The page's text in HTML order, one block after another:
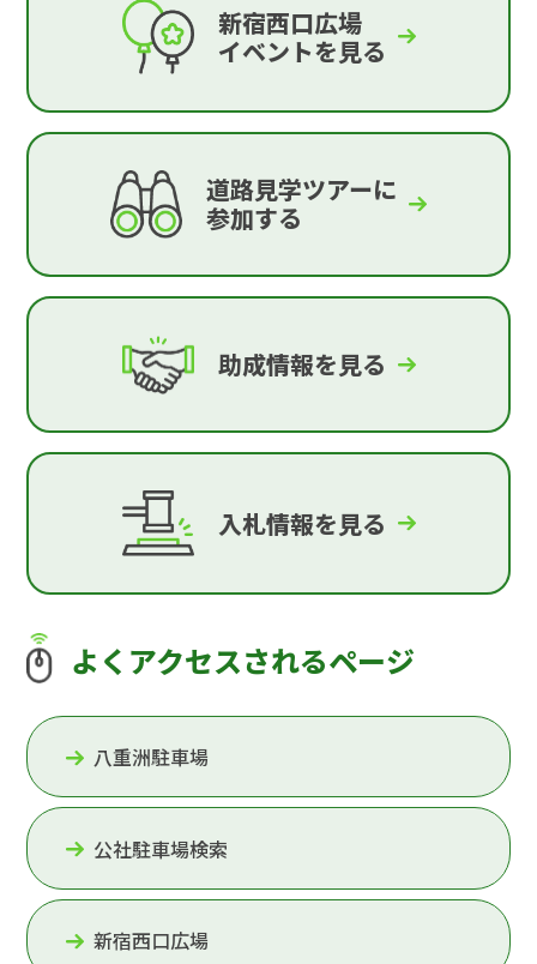
新宿西口広場
イベントを見る
道路見学ツアーに
参加する
助成情報を見る
入札情報を見る
よくアクセスされるページ
八重洲駐車場
公社駐車場検索
新宿西口広場